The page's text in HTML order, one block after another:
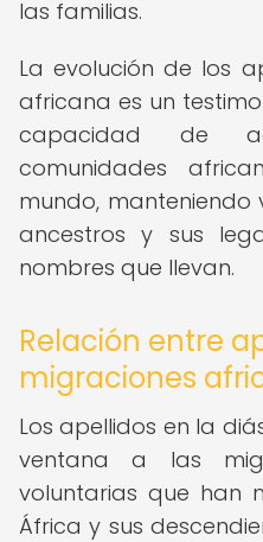
las familias.
La evolución de los
africana es un
capacidad de
comunidades
mundo, manteniendo
ancestros y sus
nombres que llevan.
Relación entre
migraciones
Los apellidos en la
ventana a las
voluntarias que han
África y sus